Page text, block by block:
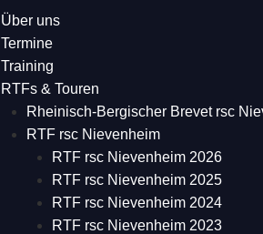
Über uns
Termine
Training
RTFs & Touren
Rheinisch-Bergischer Brevet rsc
RTF rsc Nievenheim
RTF rsc Nievenheim 2026
RTF rsc Nievenheim 2025
RTF rsc Nievenheim 2024
RTF rsc Nievenheim 2023